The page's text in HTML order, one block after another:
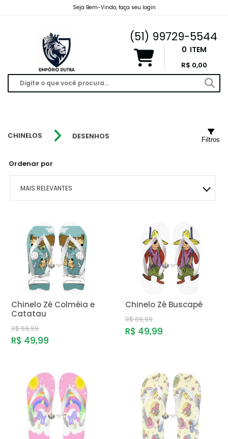
Seja Bem-Vindo, faça seu login
(51) 99729-5544
0 ITEM
R$ 0,00
CHINELOS DESENHOS
Ordenar por
MAIS RELEVANTES
MENOR PREÇO
MAIOR PREÇO
A - Z
Filtros
Chinelo Zé Colméia e
Catatau
R$ 69,99
R$ 49,99
Chinelo Zé Buscapé
R$ 69,99
R$ 49,99